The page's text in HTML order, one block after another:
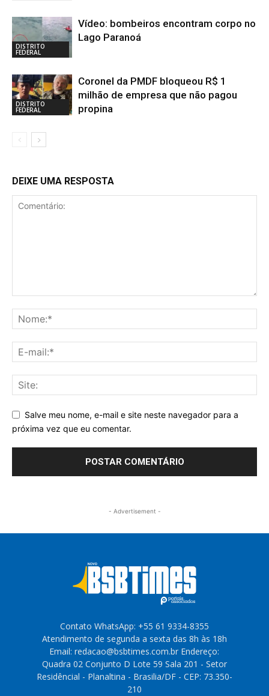
DISTRITO
FEDERAL
Vídeo: bombeiros encontram corpo no
Lago Paranoá
DISTRITO
FEDERAL
Coronel da PMDF bloqueou R$ 1
milhão de empresa que não pagou
propina
DEIXE UMA RESPOSTA
Salve meu nome, e-mail e site neste navegador para a
próxima vez que eu comentar.
- Advertisement -
Contato WhatsApp: +55 61 9334-8355
Atendimento de segunda a sexta das 8h às 18h
Email: redacao@bsbtimes.com.br Endereço:
Quadra 02 Conjunto D Lote 59 Sala 201 - Setor
Residêncial - Planaltina - Brasilia/DF - CEP: 73.350-
210